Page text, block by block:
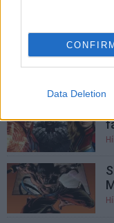
Data Deletion